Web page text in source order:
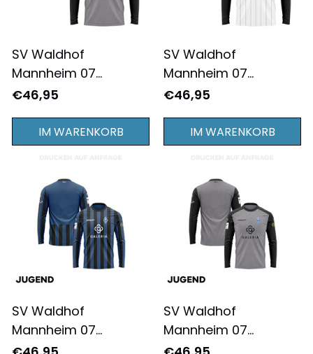
SV Waldhof
Mannheim 07
2025/26 Drittes
- Komplett Bedruckt -
Grau
€46,95
IM WARENKORB
SV Waldhof
Mannheim 07
2025/26 Auswärts
- Komplett Bedruckt -
Weiß
€46,95
IM WARENKORB
SV Waldhof
Mannheim 07
2025/26 Heim
SV Waldhof
Mannheim 07
2025/26 Drittes